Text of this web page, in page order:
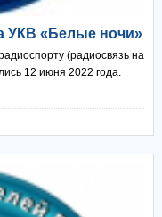
УКВ «Белые ночи»
(радиосвязь на
12 июня 2022 года.